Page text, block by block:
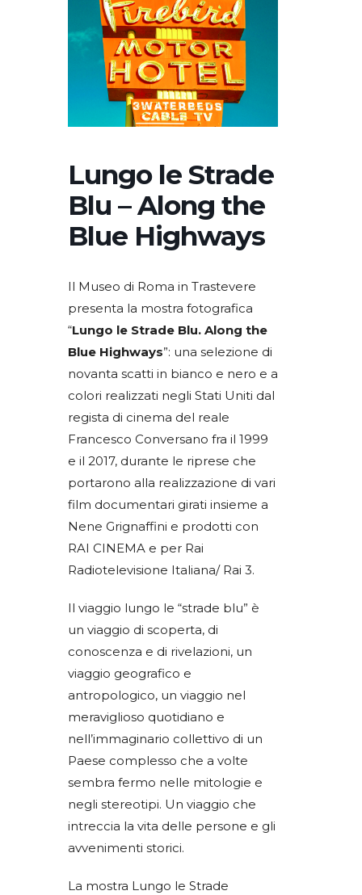
Lungo le Strade
Blu – Along the
Blue Highways
Il Museo di Roma in Trastevere
presenta la mostra fotografica
“Lungo le Strade Blu. Along the
Blue Highways”: una selezione di
novanta scatti in bianco e nero e a
colori realizzati negli Stati Uniti dal
regista di cinema del reale
Francesco Conversano fra il 1999
e il 2017, durante le riprese che
portarono alla realizzazione di vari
film documentari girati insieme a
Nene Grignaffini e prodotti con
RAI CINEMA e per Rai
Radiotelevisione Italiana/ Rai 3.
Il viaggio lungo le “strade blu” è
un viaggio di scoperta, di
conoscenza e di rivelazioni, un
viaggio geografico e
antropologico, un viaggio nel
meraviglioso quotidiano e
nell’immaginario collettivo di un
Paese complesso che a volte
sembra fermo nelle mitologie e
negli stereotipi. Un viaggio che
intreccia la vita delle persone e gli
avvenimenti storici.
La mostra Lungo le Strade